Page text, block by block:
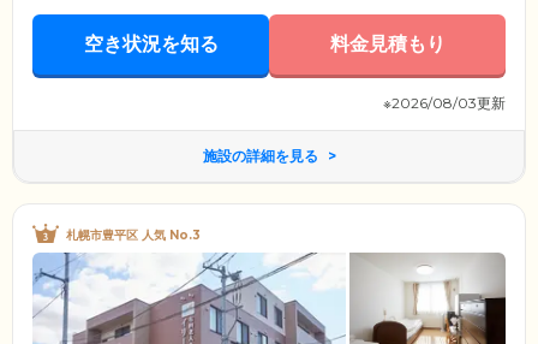
空き状況を知る 料金見積もり
※2026/08/03更新
施設の詳細を見る
札幌市豊平区 人気 No.3